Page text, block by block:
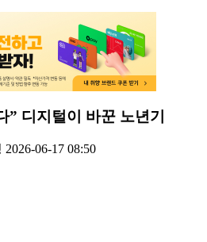
” 디지털이 바꾼 노년기
2026-06-17 08:50